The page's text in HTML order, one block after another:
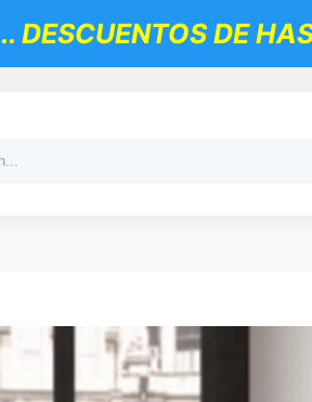
.. DESCUENTOS DE